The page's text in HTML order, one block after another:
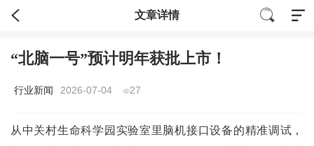
文章详情
“北脑一号”预计明年获批上市！
行业新闻 2026-07-04 27
从中关村生命科学园实验室里脑机接口设备的精准调试，